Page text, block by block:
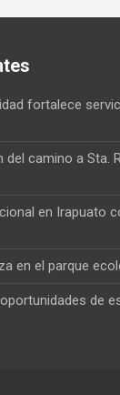
fortalece
del camino a Sta.
en Irapuato
en el parque
de